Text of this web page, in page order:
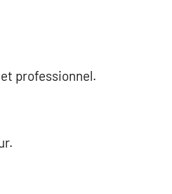
professionnel.